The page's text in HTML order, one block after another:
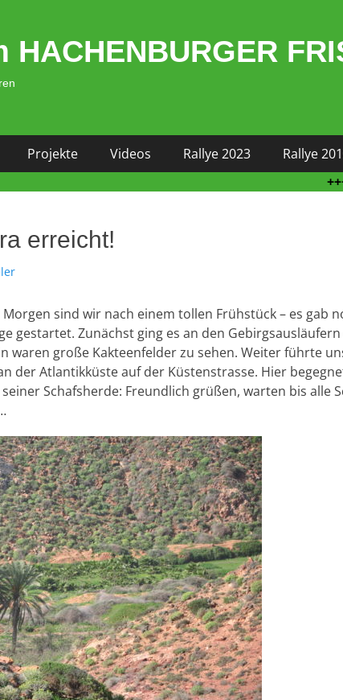
HACHENBURGER
Projekte Videos Rallye 2023 Rallye
+++
erreicht!
sind wir nach einem tollen Frühstück – es gab
gestartet. Zunächst ging es an den
waren große Kakteenfelder zu sehen. Weiter führte
der Atlantikküste auf der Küstenstrasse. Hier
Schafsherde: Freundlich grüßen, warten bis alle